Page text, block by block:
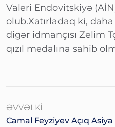
Valeri Endovitskiyə
olub.Xatırladaq ki,
digər idmançısı Zelim
qızıl medalına sahib
ƏVVƏLKI
Camal Feyziyev Açıq Asiya